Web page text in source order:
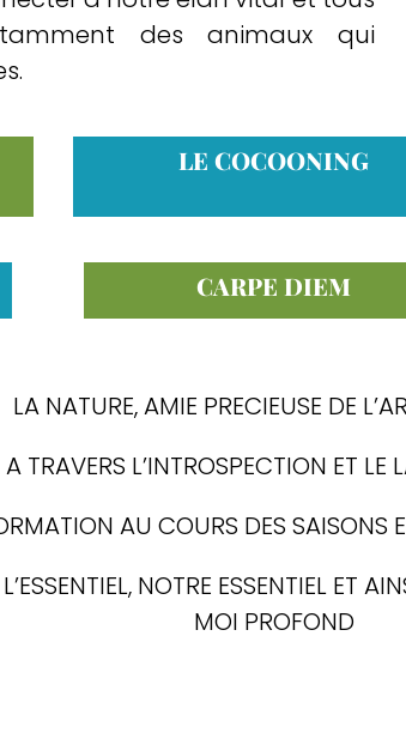
des animaux qui
LE COCOONING
CARPE DIEM
LA NATURE, AMIE PRECIEUSE DE
TRAVERS L’INTROSPECTION ET LE
AU COURS DES SAISONS
NOTRE ESSENTIEL ET
MOI PROFOND